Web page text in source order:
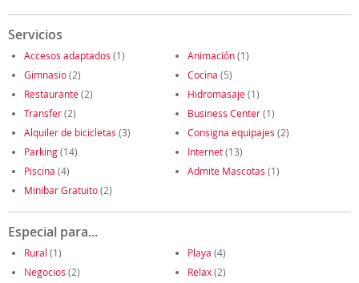
Servicios
Accesos adaptados (1) Animación(1)
Gimnasio(2) Cocina (5)
Restaurante(2) Hidromasaje(1)
Transfer(2) Business Center(1)
Alquiler de bicicletas (3) Consigna equipajes (2)
Parking(14) Internet(13)
Piscina (4) Admite Mascotas (1)
Minibar Gratuito(2)
Especial para...
Rural (1) Playa (4)
Negocios (2) Relax(2)